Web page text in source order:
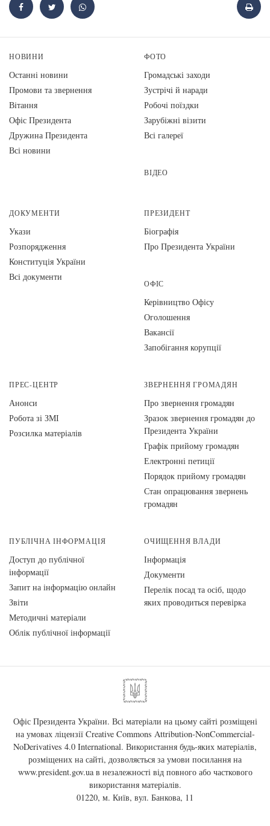
НОВИНИ
Останні новини
Промови та звернення
Вiтання
Офіс Президента
Дружина Президента
Всі новини
ФОТО
Громадські заходи
Зустрічі й наради
Робочі поїздки
Зарубіжні візити
Всі галереї
ВІДЕО
ДОКУМЕНТИ
Укази
Розпорядження
Конституція України
Всі документи
ПРЕЗИДЕНТ
Біографія
Про Президента України
ОФІС
Керівництво Офісу
Оголошення
Вакансії
Запобігання корупції
ПРЕС-ЦЕНТР
Анонси
Робота зі ЗМІ
Розсилка матеріалів
ЗВЕРНЕННЯ ГРОМАДЯН
Про звернення громадян
Зразок звернення громадян до
Президента України
Графік прийому громадян
Електронні петиції
Порядок прийому громадян
Стан опрацювання звернень
громадян
ПУБЛІЧНА ІНФОРМАЦІЯ
Доступ до публічної
інформації
Запит на інформацію онлайн
Звіти
Методичні матеріали
Облік публічної інформації
ОЧИЩЕННЯ ВЛАДИ
Інформація
Документи
Перелік посад та осіб, щодо
яких проводиться перевірка
Офіс Президента України. Всі матеріали на цьому сайті розміщені
на умовах ліцензії Creative Commons Attribution-NonCommercial-
NoDerivatives 4.0 International. Використання будь-яких матеріалів,
розміщених на сайті, дозволяється за умови посилання на
www.president.gov.uaв незалежності від повного або часткового
використання матеріалів.
01220, м. Київ, вул. Банкова, 11